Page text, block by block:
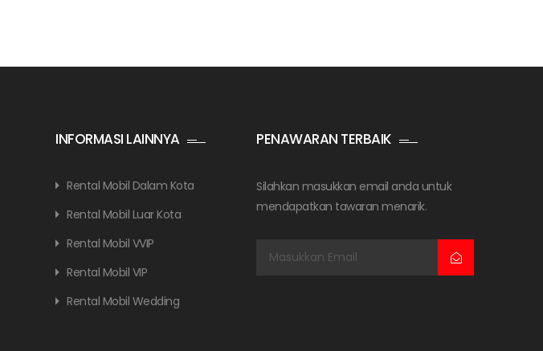
INFORMASI LAINNYA
Rental Mobil Dalam Kota
Rental Mobil Luar Kota
Rental Mobil VVIP
Rental Mobil VIP
Rental Mobil Wedding
PENAWARAN TERBAIK
Silahkan masukkan email anda untuk
mendapatkan tawaran menarik.